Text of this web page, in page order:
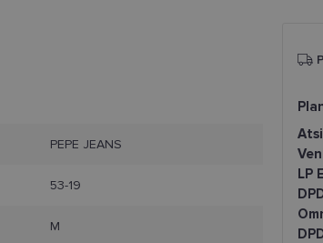
PEPE JEANS
53-19
M
LP